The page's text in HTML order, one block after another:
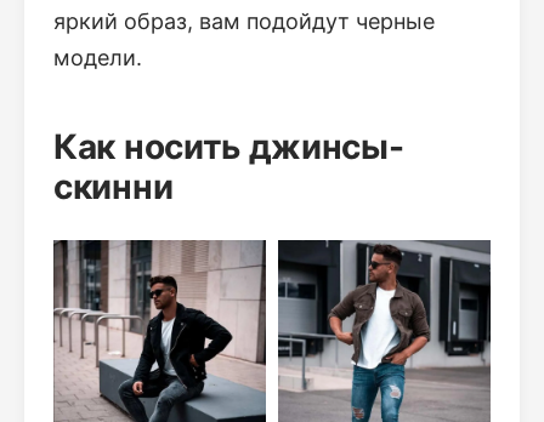
яркий образ, вам подойдут черные
модели.
Как носить джинсы-
скинни